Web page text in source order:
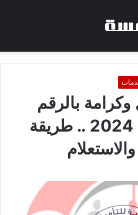
بالرقم
القومي بالاسم 2024 .. طريقة